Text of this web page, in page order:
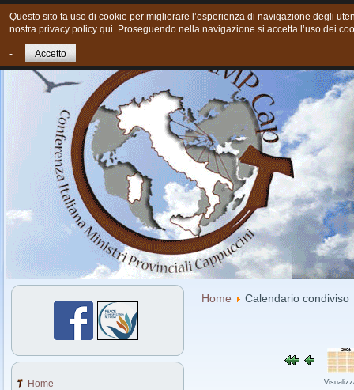
Home Chi siamo Cosa Facciamo oggi Giovani
Home
Home Calendario condiviso
Questo sito fa uso di cookie per migliorare l’esperienza di navigazione degli
nostra privacy policy qui. Proseguendo nella navigazione si accetta l’uso dei
- Accetto